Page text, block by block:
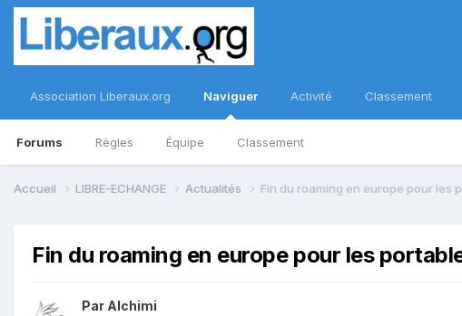
Association Liberaux.org Naviguer
Forums Règles Équipe Classement
Activité Classement
Accueil LIBRE-ECHANGE Actualités Fin du roaming en europe pour les
Fin du roaming en europe pour les
Par Alchimi